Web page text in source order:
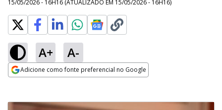
15/05/2026 - 16H16 (ATUALIZADO EM 15/05/2026 - 16H16)
A+ A-
Adicione como fonte preferencial no Google